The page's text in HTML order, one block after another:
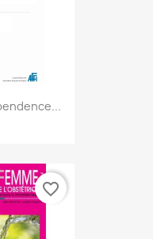
favorite_border